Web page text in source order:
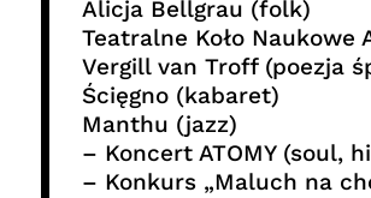
Alicja Bellgrau (folk)
Teatralne Koło
Vergill van Troff (poezja
Ścięgno (kabaret)
Manthu (jazz)
– Koncert ATOMY (soul,
– Konkurs „Maluch na